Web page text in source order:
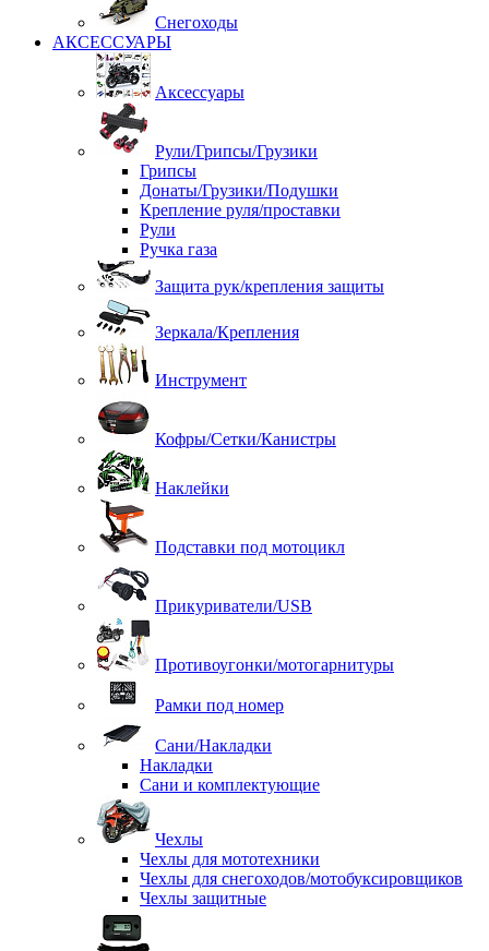
Снегоходы
АКСЕССУАРЫ
Аксессуары
Рули/Грипсы/Грузики
Грипсы
Донаты/Грузики/Подушки
Крепление руля/проставки
Рули
Ручка газа
Защита рук/крепления защиты
Зеркала/Крепления
Инструмент
Кофры/Сетки/Канистры
Наклейки
Подставки под мотоцикл
Прикуриватели/USB
Противоугонки/мотогарнитуры
Рамки под номер
Сани/Накладки
Накладки
Сани и комплектующие
Чехлы
Чехлы для мототехники
Чехлы для снегоходов/мотобуксировщиков
Чехлы защитные